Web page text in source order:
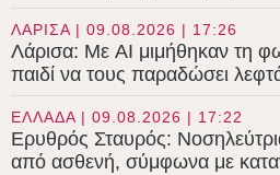
ΛΑΡΙΣΑ | 09.08.2026 | 17:26
Λάρισα: Με AI μιμήθηκαν τη
παιδί να τους παραδώσει
ΕΛΛΑΔΑ | 09.08.2026 | 17:22
Ερυθρός Σταυρός:
από ασθενή, σύμφωνα με